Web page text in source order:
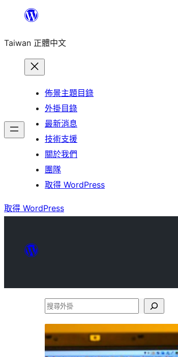
主
Taiwan 正體中文
佈景主題目錄
外掛目錄
最新消息
技術支援
關於我們
團隊
取得 WordPress
取得 WordPress
搜
外
掛